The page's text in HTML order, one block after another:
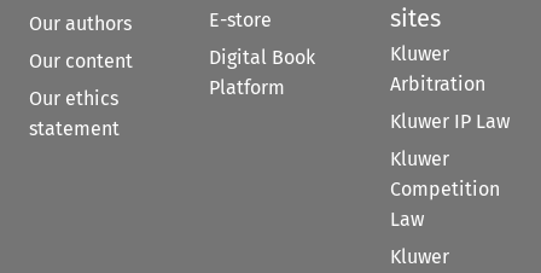
Our authors
Our content
Our ethics
statement
E-store
Digital Book
Platform
sites
Kluwer
Arbitration
Kluwer IP Law
Kluwer
Competition
Law
Kluwer